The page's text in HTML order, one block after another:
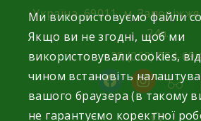
Україна, 69011, м.
24а.
+38 (068) 354-
facebookinstagram
Ми використовуємо файли
Якщо ви не згодні, щоб ми
використовували cookies,
чином встановіть
вашого браузера (в такому
не гарантуємо коректної